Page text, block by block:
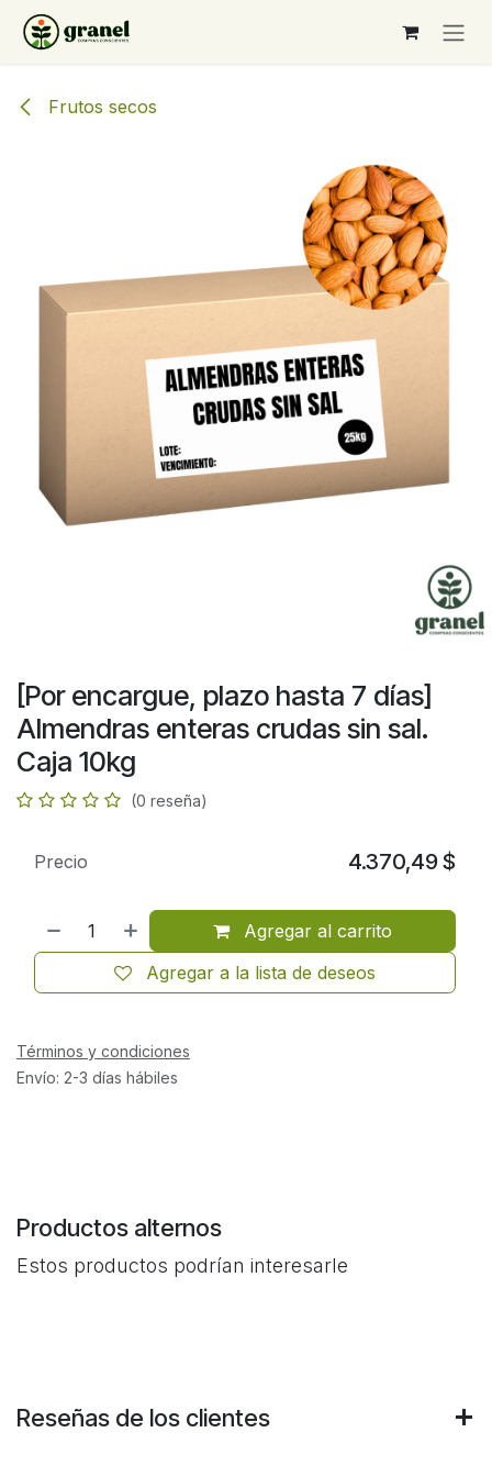
Ir al contenido
Frutos secos
[Por encargue, plazo hasta 7 días]
Almendras enteras crudas sin sal.
Caja 10kg
(0 reseña)
Agregar al carrito
Agregar a la lista de deseos
Precio 4.370,49$
Términos y condiciones
Envío: 2-3 días hábiles
Productos alternos
Estos productos podrían interesarle
Reseñas de los clientes